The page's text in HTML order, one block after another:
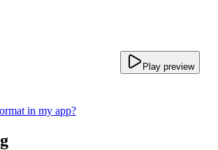
Play preview
in my app?